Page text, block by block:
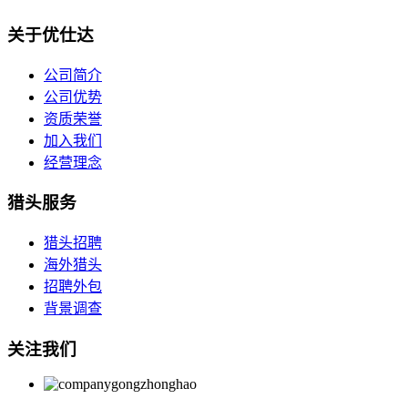
关于优仕达
公司简介
公司优势
资质荣誉
加入我们
经营理念
猎头服务
猎头招聘
海外猎头
招聘外包
背景调查
关注我们